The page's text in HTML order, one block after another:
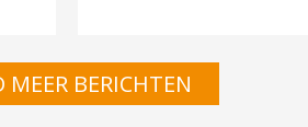
MEER BERICHTEN